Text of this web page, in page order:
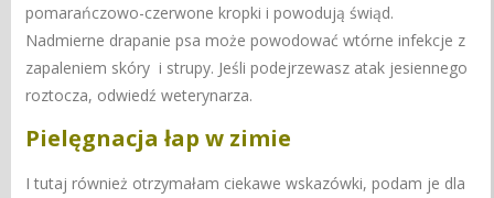
pomarańczowo-czerwone kropki i powodują świąd.
Nadmierne drapanie psa może powodować wtórne infekcje z
zapaleniem skóry i strupy. Jeśli podejrzewasz atak jesiennego
roztocza, odwiedź weterynarza.
Pielęgnacja łap w zimie
I tutaj również otrzymałam ciekawe wskazówki, podam je dla